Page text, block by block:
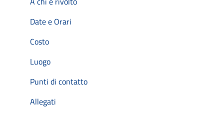
Date e Orari
Costo
Luogo
Punti di contatto
Allegati